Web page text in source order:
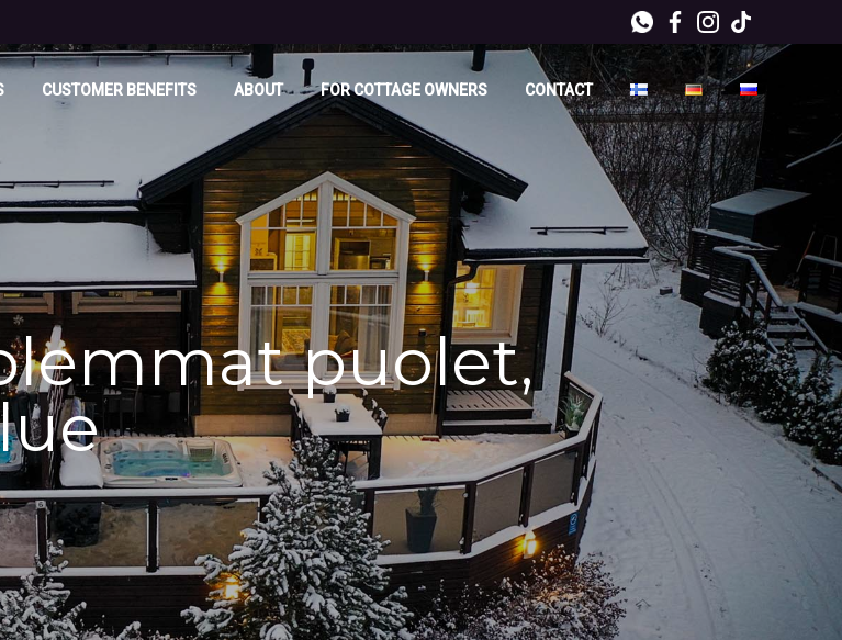
CUSTOMER BENEFITS ABOUT FOR COTTAGE OWNERS CONTACT
puolet,